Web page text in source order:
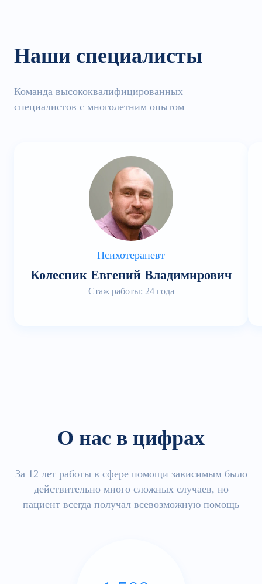
Наши специалисты
Команда высококвалифицированных
специалистов с многолетним опытом
Психотерапевт
Колесник Евгений Владимирович
Стаж работы: 24 года
О нас в цифрах
За 12 лет работы в сфере помощи зависимым было
действительно много сложных случаев, но
пациент всегда получал всевозможную помощь